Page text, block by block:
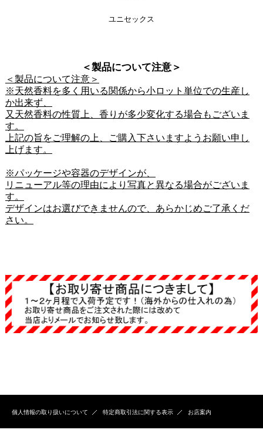
ユニセックス
＜製品について注意＞
＜製品について注意＞
※天然香料を多く用いる関係から小ロット単位での生産し
か出来ず、
又天然香料の性質上、香りが多少変化する場合もございま
す。
上記の旨をご理解の上、ご購入下さいますようお願い申し
上げます。
※パッケージや容器のデザインが、
リニューアル等の理由により写真と異なる場合がございま
す。
デザインはお選びできませんので、あらかじめご了承くだ
さい。
個人情報の取り扱いについて 特定商取引法に関する表示 お店案内